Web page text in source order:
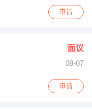
申请
面议
08-07
申请